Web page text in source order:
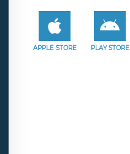
APPLE STORE PLAY STORE